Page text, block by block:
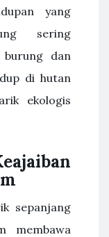
yang
sering
burung dan
di hutan
ekologis
sepanjang
membawa